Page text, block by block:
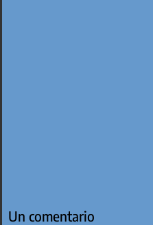
Un comentario